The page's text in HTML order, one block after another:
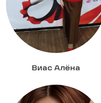
Виас Алëна